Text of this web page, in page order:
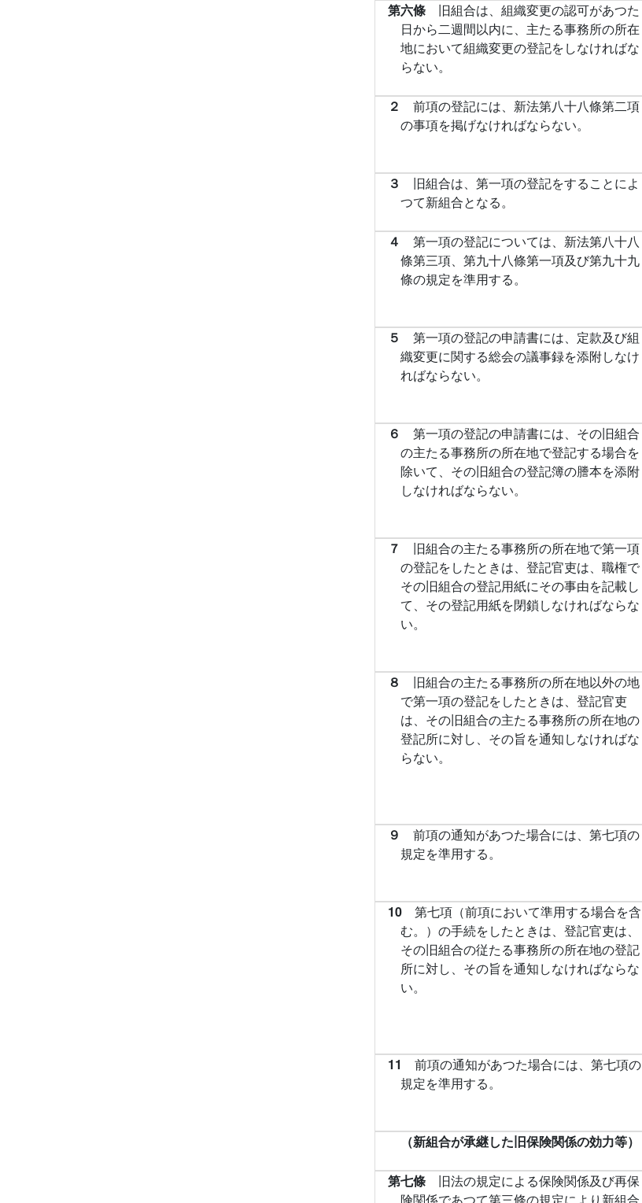
第六條 旧組合は、組織変更の認可があつた
日から二週間以内に、主たる事務所の所在
地において組織変更の登記をしなければな
らない。
２ 前項の登記には、新法第八十八條第二項
の事項を掲げなければならない。
３ 旧組合は、第一項の登記をすることによ
つて新組合となる。
４ 第一項の登記については、新法第八十八
條第三項、第九十八條第一項及び第九十九
條の規定を準用する。
５ 第一項の登記の申請書には、定款及び組
織変更に関する総会の議事録を添附しなけ
ればならない。
６ 第一項の登記の申請書には、その旧組合
の主たる事務所の所在地で登記する場合を
除いて、その旧組合の登記簿の謄本を添附
しなければならない。
７ 旧組合の主たる事務所の所在地で第一項
の登記をしたときは、登記官吏は、職権で
その旧組合の登記用紙にその事由を記載し
て、その登記用紙を閉鎖しなければならな
い。
８ 旧組合の主たる事務所の所在地以外の地
で第一項の登記をしたときは、登記官吏
は、その旧組合の主たる事務所の所在地の
登記所に対し、その旨を通知しなければな
らない。
９ 前項の通知があつた場合には、第七項の
規定を準用する。
10 第七項（前項において準用する場合を含
む。）の手続をしたときは、登記官吏は、
その旧組合の従たる事務所の所在地の登記
所に対し、その旨を通知しなければならな
い。
11 前項の通知があつた場合には、第七項の
規定を準用する。
（新組合が承継した旧保険関係の効力等）
第七條 旧法の規定による保険関係及び再保